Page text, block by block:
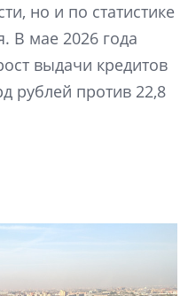
но и по статистике
В мае 2026 года
выдачи кредитов
рублей против 22,8